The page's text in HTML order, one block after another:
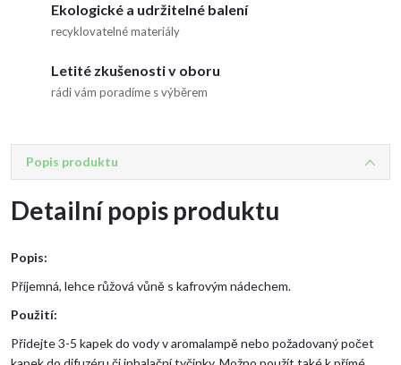
Ekologické a udržitelné balení
recyklovatelné materiály
Letité zkušenosti v oboru
rádi vám poradíme s výběrem
Popis produktu
Detailní popis produktu
Popis:
Příjemná, lehce růžová vůně s kafrovým nádechem.
Použití:
Přidejte 3-5 kapek do vody v aromalampě nebo požadovaný počet